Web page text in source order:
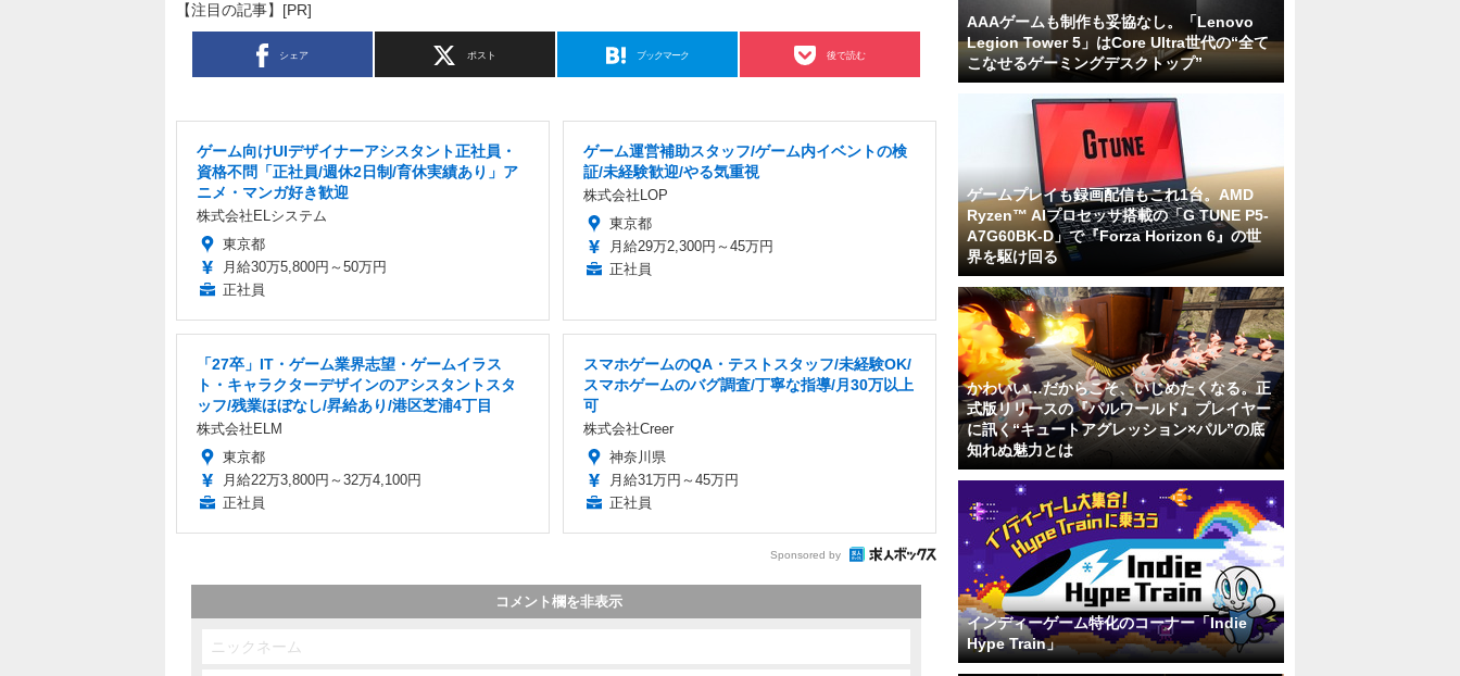
【注目の記事】[PR]
シェア ポスト ブックマーク 後で読む
ゲーム向けUIデザイナーアシスタント正社員・
資格不問「正社員/週休2日制/育休実績あり」ア
ニメ・マンガ好き歓迎
株式会社ELシステム
東京都
月給30万5,800円～50万円
正社員
ゲーム運営補助スタッフ/ゲーム内イベントの検
証/未経験歓迎/やる気重視
株式会社LOP
東京都
月給29万2,300円～45万円
正社員
「27卒」IT・ゲーム業界志望・ゲームイラス
ト・キャラクターデザインのアシスタントスタ
ッフ/残業ほぼなし/昇給あり/港区芝浦4丁目
株式会社ELM
東京都
月給22万3,800円～32万4,100円
正社員
スマホゲームのQA・テストスタッフ/未経験OK/
スマホゲームのバグ調査/丁寧な指導/月30万以上
可
株式会社Creer
神奈川県
月給31万円～45万円
正社員
Sponsored by
コメント欄を非表示
AAAゲームも制作も妥協なし。「Lenovo
Legion Tower 5」はCore Ultra世代の“全て
こなせるゲーミングデスクトップ”
ゲームプレイも録画配信もこれ1台。AMD
Ryzen™ AIプロセッサ搭載の「G TUNE P5-
A7G60BK-D」で『Forza Horizon 6』の世
界を駆け回る
かわいい…だからこそ、いじめたくなる。正
式版リリースの『パルワールド』プレイヤー
に訊く“キュートアグレッション×パル”の底
知れぬ魅力とは
インディーゲーム特化のコーナー「Indie
Hype Train」